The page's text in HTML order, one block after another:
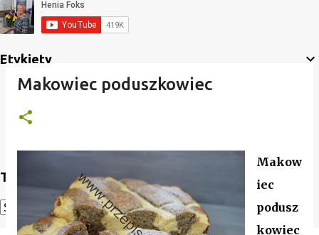
Etykiety
Translate
Powered by Translate
Makowiec poduszkowiec
Makow
iec
podusz
kowiec